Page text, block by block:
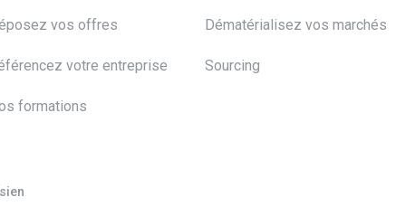
vos offres
votre entreprise
formations
Dématérialisez vos marchés
Sourcing